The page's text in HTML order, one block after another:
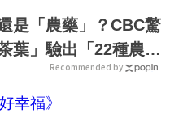
保防病毒
是「農藥」？CBC驚
葉」驗出「22種農
症、賀爾蒙失調找上
Health
Recommended by
幸福》